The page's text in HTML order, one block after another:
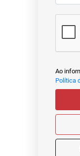
Ao
Política